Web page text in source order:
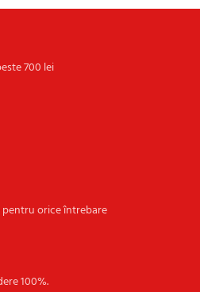
700 lei
orice întrebare
100%.